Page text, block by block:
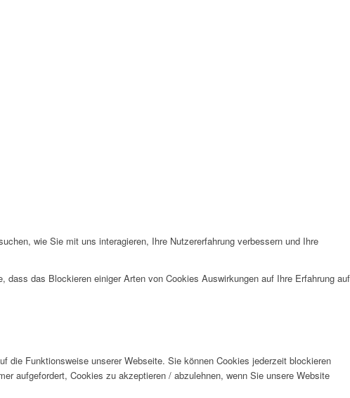
wie Sie mit uns interagieren, Ihre Nutzererfahrung verbessern und Ihre
das Blockieren einiger Arten von Cookies Auswirkungen auf Ihre Erfahrung auf
die Funktionsweise unserer Webseite. Sie können Cookies jederzeit blockieren
aufgefordert, Cookies zu akzeptieren / abzulehnen, wenn Sie unsere Website